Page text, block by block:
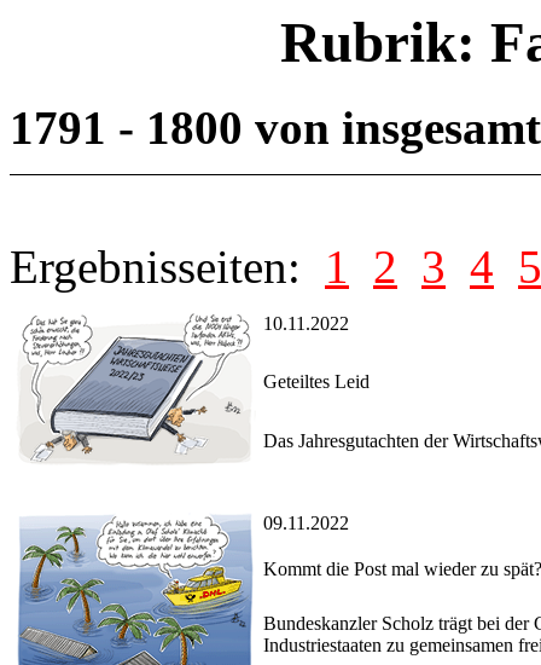
Rubrik:
1791 - 1800 von
Ergebnisseiten: 1 2 3 4 5
10.11.2022
Geteiltes Leid
Das Jahresgutachten der
09.11.2022
Kommt die Post mal wieder zu spät?
Bundeskanzler Scholz trägt bei der
Industriestaaten zu gemeinsamen